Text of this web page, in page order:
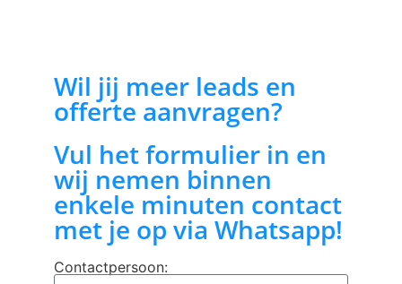
Wil jij meer leads en
offerte aanvragen?
Vul het formulier in en
wij nemen binnen
enkele minuten contact
met je op via Whatsapp!
Contactpersoon: